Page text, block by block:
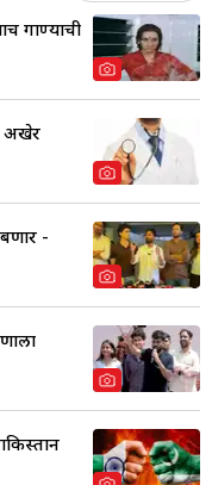
गाण्याची
अखेर
-